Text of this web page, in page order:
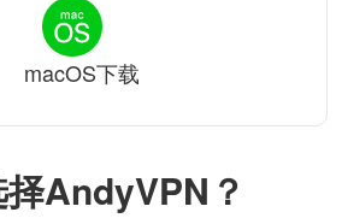
AndyVPN？
macOS下载